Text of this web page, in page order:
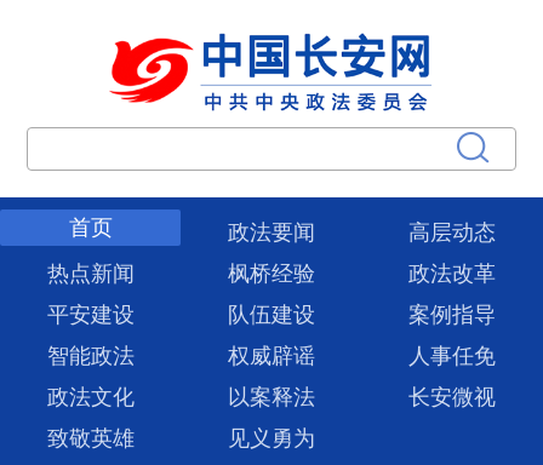
首页 政法要闻
高层动态
热点新闻
枫桥经验
政法改革
平安建设
队伍建设
案例指导
智能政法
权威辟谣
人事任免
政法文化
以案释法
长安微视
致敬英雄
见义勇为